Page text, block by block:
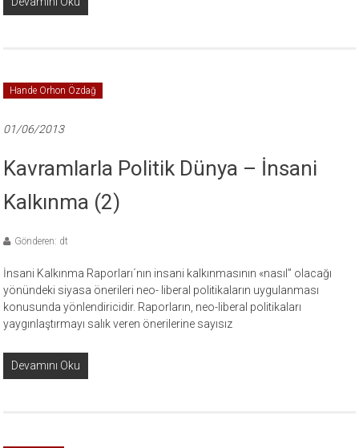
Hande Orhon Özdağ
01/06/2013
Kavramlarla Politik Dünya – İnsani
Kalkınma (2)
Gönderen: dt
İnsani Kalkınma Raporları´nın insani kalkınmasının «nasıl” olacağı
yönündeki siyasa önerileri neo- liberal politikaların uygulanması
konusunda yönlendiricidir. Raporların, neo-liberal politikaları
yaygınlaştırmayı salık veren önerilerine sayısız
Devamını Oku